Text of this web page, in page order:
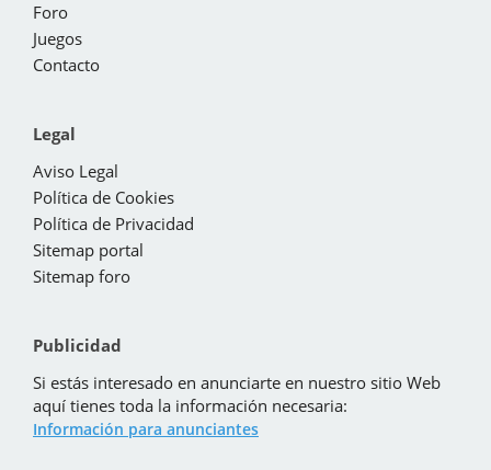
Foro
Juegos
Contacto
Legal
Aviso Legal
Política de Cookies
Política de Privacidad
Sitemap portal
Sitemap foro
Publicidad
Si estás interesado en anunciarte en nuestro sitio Web
aquí tienes toda la información necesaria:
Información para anunciantes